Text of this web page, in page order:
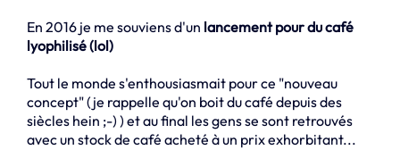
En 2016 je me souviens d'un lancement pour du café
lyophilisé (lol)
Tout le monde s'enthousiasmait pour ce "nouveau
concept" (je rappelle qu'on boit du café depuis des
siècles hein ;-) ) et au final les gens se sont retrouvés
avec un stock de café acheté à un prix exhorbitant...